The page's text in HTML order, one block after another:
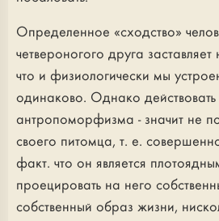
Определенное «сходство»
четвероногого друга
что и физиологически мы
одинаково. Однако действовать
антропоморфизма - значит не
своего питомца, т. е.
факт. что он является
проецировать на него
собственный образ жизни,